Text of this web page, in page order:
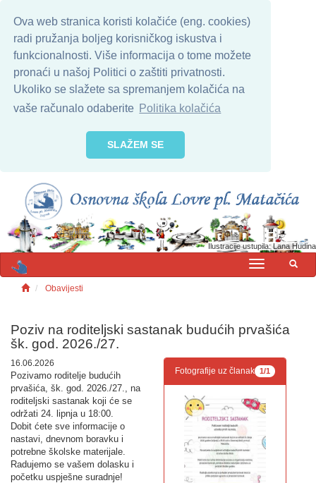
Ova web stranica koristi kolačiće (eng. cookies)
radi pružanja boljeg korisničkog iskustva i
funkcionalnosti. Više informacija o tome možete
pronaći u našoj Politici o zaštiti privatnosti.
Ukoliko se slažete sa spremanjem kolačića na
vaše računalo odaberite Politika kolačića
SLAŽEM SE
Ilustracije ustupila: Lana Hudina
MENU
Obavijesti
Poziv na roditeljski sastanak budućih prvašića
šk. god. 2026./27.
Fotografije uz članak 1/1
16.06.2026
​Pozivamo roditelje budućih
prvašića, šk. god. 2026./27., na
roditeljski sastanak koji će se
održati 24. lipnja u 18:00.
Dobit ćete sve informacije o
nastavi, dnevnom boravku i
potrebne školske materijale.
Radujemo se vašem dolasku i
početku uspješne suradnje!